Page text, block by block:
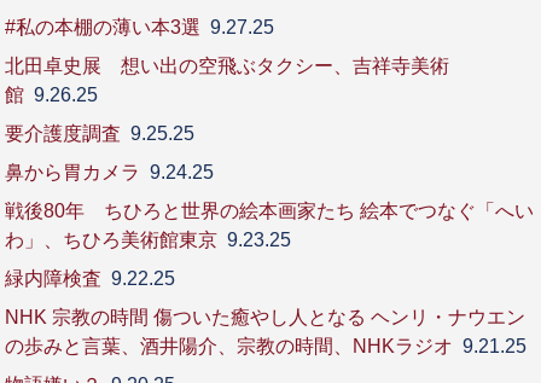
#私の本棚の薄い本3選 9.27.25
北田卓史展 想い出の空飛ぶタクシー、吉祥寺美術
館 9.26.25
要介護度調査 9.25.25
鼻から胃カメラ 9.24.25
戦後80年 ちひろと世界の絵本画家たち 絵本でつなぐ「へい
わ」、ちひろ美術館東京 9.23.25
緑内障検査 9.22.25
NHK 宗教の時間 傷ついた癒やし人となる ヘンリ・ナウエン
の歩みと言葉、酒井陽介、宗教の時間、NHKラジオ 9.21.25